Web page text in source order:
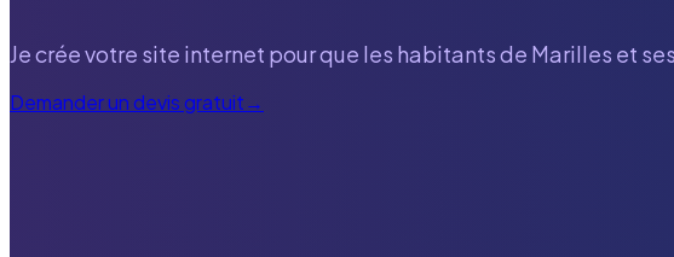
Je crée votre site internet pour que les habitants de Marilles et
Demander un devis gratuit→